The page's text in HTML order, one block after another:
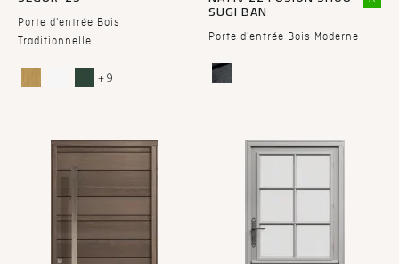
Porte d'entrée Bois
Traditionnelle
+ 9
SUGI BAN
Porte d'entrée Bois Moderne